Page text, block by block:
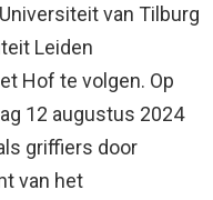
van Tilburg
Leiden
Hof te volgen. Op
12 augustus 2024
griffiers door
van het